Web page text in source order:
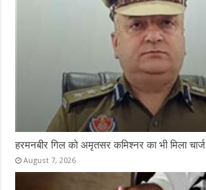
हरमनबीर गिल को अमृतसर कमिश्नर का भी मिला चार्ज
August 7, 2026